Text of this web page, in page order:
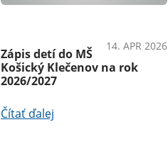
14. APR 2026
Zápis detí do MŠ
Košický Klečenov na rok
2026/2027
Čítať ďalej